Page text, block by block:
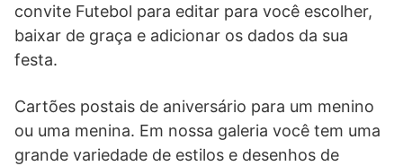
convite Futebol para editar para você escolher,
baixar de graça e adicionar os dados da sua
festa.
Cartões postais de aniversário para um menino
ou uma menina. Em nossa galeria você tem uma
grande variedade de estilos e desenhos de